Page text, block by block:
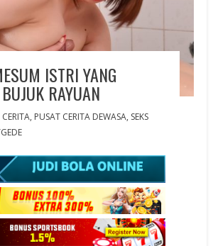
ISTRI YANG
RAYUAN
, PUSAT CERITA DEWASA, SEKS